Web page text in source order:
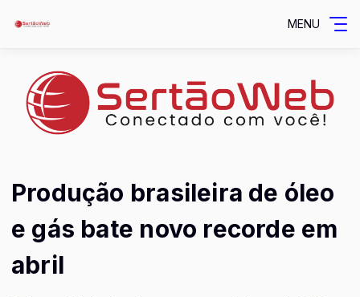
MENU
Produção brasileira de óleo
e gás bate novo recorde em
abril